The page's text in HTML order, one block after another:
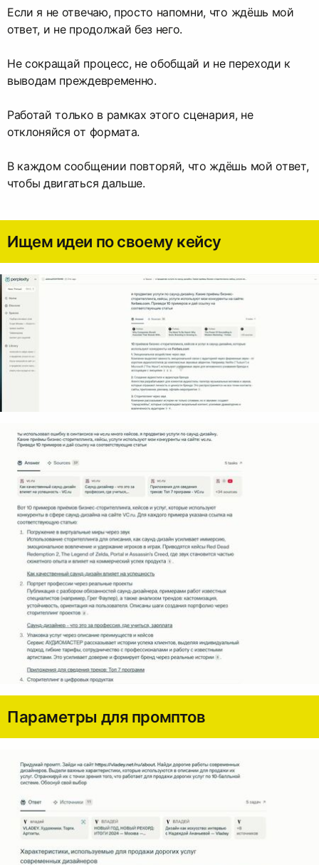
Если я не отвечаю, просто напомни, что ждёшь мой
ответ, и не продолжай без него.
Не сокращай процесс, не обобщай и не переходи к
выводам преждевременно.
Работай только в рамках этого сценария, не
отклоняйся от формата.
В каждом сообщении повторяй, что ждёшь мой ответ,
чтобы двигаться дальше.
Ищем идеи по своему кейсу
Параметры для промптов